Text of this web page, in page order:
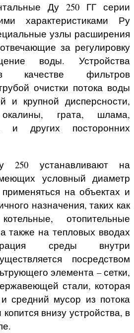
Ду 250 ГГ серии
характеристиками Ру
узлы расширения
за регулировку
воды. Устройства
качестве фильтров
очистки потока воды
и крупной дисперсности,
грата, шлама,
и других посторонних
250 устанавливают на
условный диаметр
на объектах и
назначения, таких как
отопительные
также на тепловых вводах
среды внутри
посредством
элемента – сетки,
стали, которая
средний мусор из потока
внизу устройства, в